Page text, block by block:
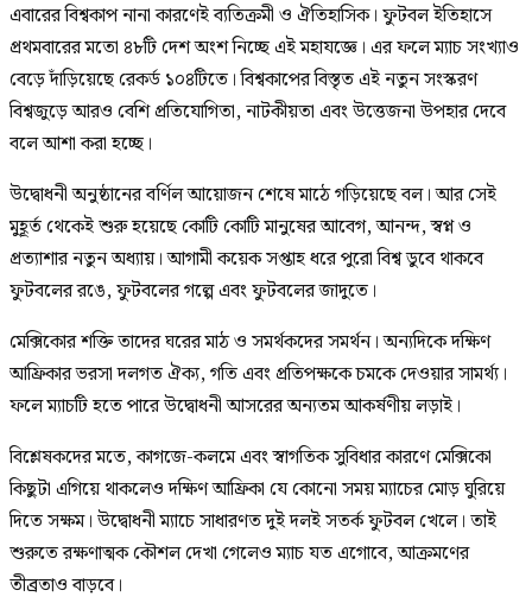
এবারের বিশ্বকাপ নানা কারণেই ব্যতিক্রমী ও ঐতিহাসিক। ফুটবল ইতিহাসে
প্রথমবারের মতো ৪৮টি দেশ অংশ নিচ্ছে এই মহাযজ্ঞে। এর ফলে ম্যাচ সংখ্যাও
বেড়ে দাঁড়িয়েছে রেকর্ড ১০৪টিতে। বিশ্বকাপের বিস্তৃত এই নতুন সংস্করণ
বিশ্বজুড়ে আরও বেশি প্রতিযোগিতা, নাটকীয়তা এবং উত্তেজনা উপহার দেবে
বলে আশা করা হচ্ছে।
উদ্বোধনী অনুষ্ঠানের বর্ণিল আয়োজন শেষে মাঠে গড়িয়েছে বল। আর সেই
মুহূর্ত থেকেই শুরু হয়েছে কোটি কোটি মানুষের আবেগ, আনন্দ, স্বপ্ন ও
প্রত্যাশার নতুন অধ্যায়। আগামী কয়েক সপ্তাহ ধরে পুরো বিশ্ব ডুবে থাকবে
ফুটবলের রঙে, ফুটবলের গল্পে এবং ফুটবলের জাদুতে।
মেক্সিকোর শক্তি তাদের ঘরের মাঠ ও সমর্থকদের সমর্থন। অন্যদিকে দক্ষিণ
আফ্রিকার ভরসা দলগত ঐক্য, গতি এবং প্রতিপক্ষকে চমকে দেওয়ার সামর্থ্য।
ফলে ম্যাচটি হতে পারে উদ্বোধনী আসরের অন্যতম আকর্ষণীয় লড়াই।
বিশ্লেষকদের মতে, কাগজে-কলমে এবং স্বাগতিক সুবিধার কারণে মেক্সিকো
কিছুটা এগিয়ে থাকলেও দক্ষিণ আফ্রিকা যে কোনো সময় ম্যাচের মোড় ঘুরিয়ে
দিতে সক্ষম। উদ্বোধনী ম্যাচে সাধারণত দুই দলই সতর্ক ফুটবল খেলে। তাই
শুরুতে রক্ষণাত্মক কৌশল দেখা গেলেও ম্যাচ যত এগোবে, আক্রমণের
তীব্রতাও বাড়বে।